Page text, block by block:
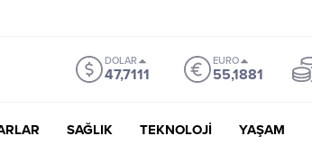
DOLAR
47,7111
EURO
55,1881
SAĞLIK TEKNOLOJI YAŞAM